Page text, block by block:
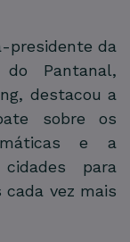
presidente da
Pantanal,
destacou a
sobre os
e a
para
vez mais